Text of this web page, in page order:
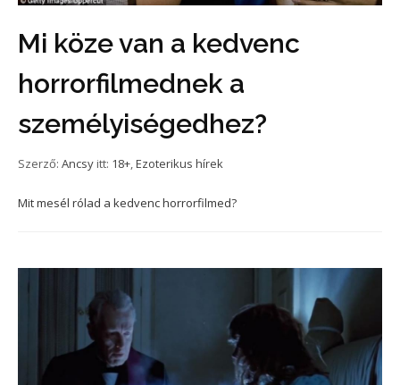
Mi köze van a kedvenc
horrorfilmednek a
személyiségedhez?
Szerző: Ancsy itt: 18+,Ezoterikus hírek
Mit mesél rólad a kedvenc horrorfilmed?